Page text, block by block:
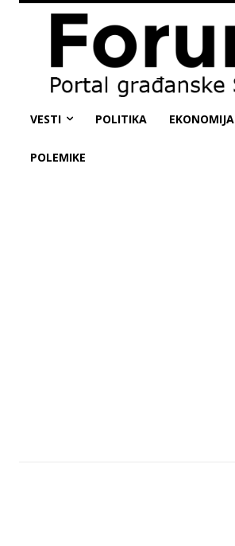
VESTI POLITIKA EKONOMIJA
POLEMIKE